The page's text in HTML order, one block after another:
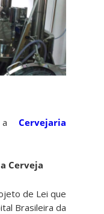
aCervejaria
Cerveja
de Lei que
Brasileira da